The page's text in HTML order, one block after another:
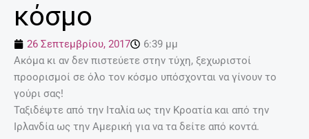
κόσμο
26 Σεπτεμβρίου, 2017
6:39 μμ
Ακόμα κι αν δεν πιστεύετε στην τύχη, ξεχωριστοί
προορισμοί σε όλο τον κόσμο υπόσχονται να γίνουν το
γούρι σας!
Ταξιδέψτε από την Ιταλία ως την Κροατία και από την
Ιρλανδία ως την Αμερική για να τα δείτε από κοντά.